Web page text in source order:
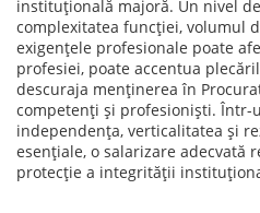
instituțională majoră. Un nivel
complexitatea funcției, volumul
exigențele profesionale poate
profesiei, poate accentua
descuraja menținerea în
competenți și profesioniști. Într-
independența, verticalitatea și
esențiale, o salarizare adecvată
protecție a integrității